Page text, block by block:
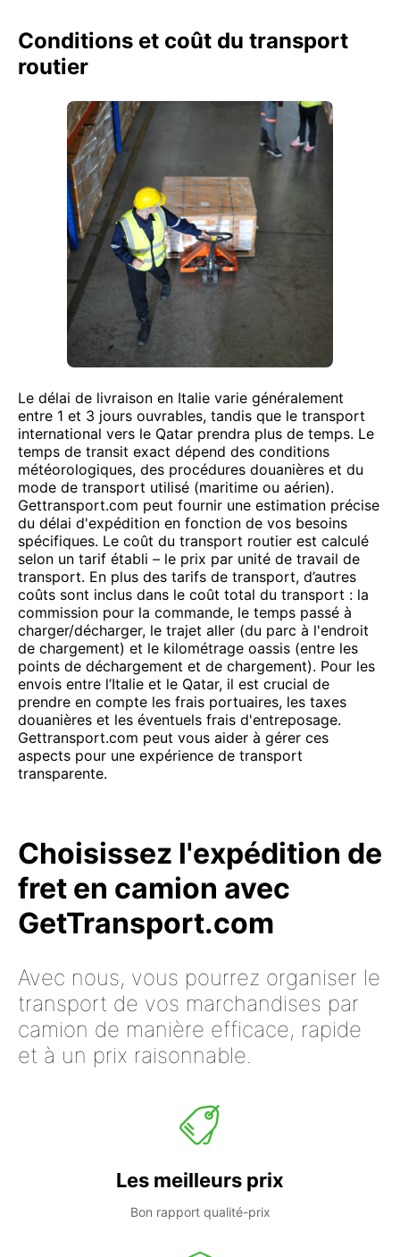
Conditions et coût du transport
routier
Le délai de livraison en Italie varie généralement
entre 1 et 3 jours ouvrables, tandis que le transport
international vers le Qatar prendra plus de temps. Le
temps de transit exact dépend des conditions
météorologiques, des procédures douanières et du
mode de transport utilisé (maritime ou aérien).
Gettransport.com peut fournir une estimation précise
du délai d'expédition en fonction de vos besoins
spécifiques. Le coût du transport routier est calculé
selon un tarif établi – le prix par unité de travail de
transport. En plus des tarifs de transport, d’autres
coûts sont inclus dans le coût total du transport : la
commission pour la commande, le temps passé à
charger/décharger, le trajet aller (du parc à l'endroit
de chargement) et le kilométrage oassis (entre les
points de déchargement et de chargement). Pour les
envois entre l’Italie et le Qatar, il est crucial de
prendre en compte les frais portuaires, les taxes
douanières et les éventuels frais d'entreposage.
Gettransport.com peut vous aider à gérer ces
aspects pour une expérience de transport
transparente.
Choisissez l'expédition de
fret en camion avec
GetTransport.com
Avec nous, vous pourrez organiser le
transport de vos marchandises par
camion de manière efficace, rapide
et à un prix raisonnable.
Les meilleurs prix
Bon rapport qualité-prix